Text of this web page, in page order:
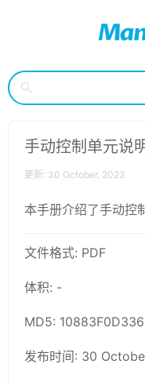
手动控制单元说
更新: 30 October, 2023
本手册介绍了手动控
文件格式: PDF
体积: -
MD5:
发布时间: 30